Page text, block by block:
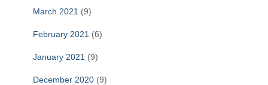
March 2021 (9)
February 2021 (6)
January 2021 (9)
December 2020 (9)